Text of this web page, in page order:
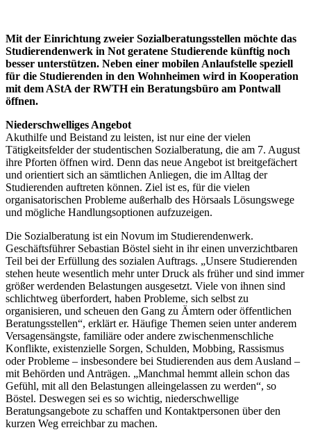
Mit der Einrichtung zweier Sozialberatungsstellen möchte das
Studierendenwerk in Not geratene Studierende künftig noch
besser unterstützen. Neben einer mobilen Anlaufstelle speziell
für die Studierenden in den Wohnheimen wird in Kooperation
mit dem AStA der RWTH ein Beratungsbüro am Pontwall
öffnen.
Niederschwelliges Angebot
Akuthilfe und Beistand zu leisten, ist nur eine der vielen
Tätigkeitsfelder der studentischen Sozialberatung, die am 7. August
ihre Pforten öffnen wird. Denn das neue Angebot ist breitgefächert
und orientiert sich an sämtlichen Anliegen, die im Alltag der
Studierenden auftreten können. Ziel ist es, für die vielen
organisatorischen Probleme außerhalb des Hörsaals Lösungswege
und mögliche Handlungsoptionen aufzuzeigen.
Die Sozialberatung ist ein Novum im Studierendenwerk.
Geschäftsführer Sebastian Böstel sieht in ihr einen unverzichtbaren
Teil bei der Erfüllung des sozialen Auftrags. „Unsere Studierenden
stehen heute wesentlich mehr unter Druck als früher und sind immer
größer werdenden Belastungen ausgesetzt. Viele von ihnen sind
schlichtweg überfordert, haben Probleme, sich selbst zu
organisieren, und scheuen den Gang zu Ämtern oder öffentlichen
Beratungsstellen“, erklärt er. Häufige Themen seien unter anderem
Versagensängste, familiäre oder andere zwischenmenschliche
Konflikte, existenzielle Sorgen, Schulden, Mobbing, Rassismus
oder Probleme – insbesondere bei Studierenden aus dem Ausland –
mit Behörden und Anträgen. „Manchmal hemmt allein schon das
Gefühl, mit all den Belastungen alleingelassen zu werden“, so
Böstel. Deswegen sei es so wichtig, niederschwellige
Beratungsangebote zu schaffen und Kontaktpersonen über den
kurzen Weg erreichbar zu machen.